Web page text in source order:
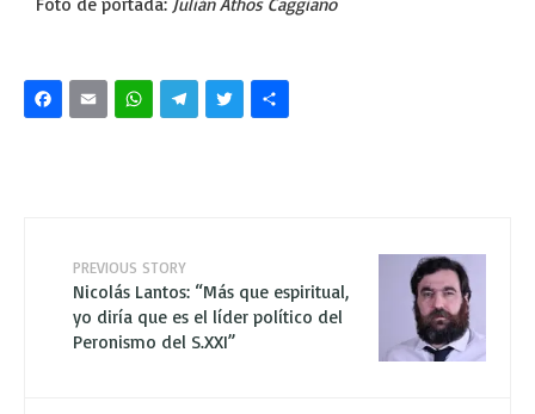
Facebook
EmailWhatsApp
Telegram
Twitter
PREVIOUS STORY
Nicolás Lantos: “Más que espiritual,
yo diría que es el líder político del
Peronismo del S.XXI”